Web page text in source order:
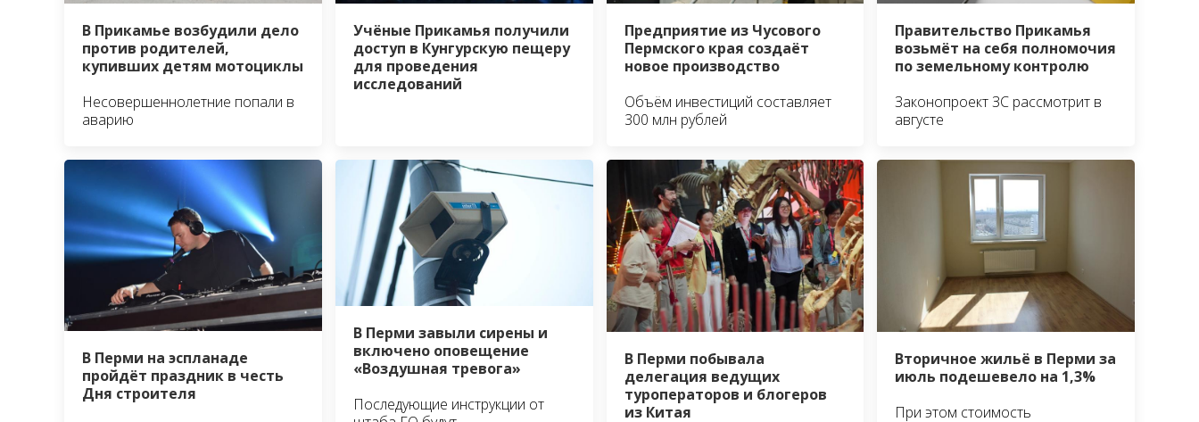
В Прикамье возбудили дело
против родителей,
купивших детям мотоциклы
Несовершеннолетние попали в
аварию
Учёные Прикамья получили
доступ в Кунгурскую пещеру
для проведения
исследований
Предприятие из Чусового
Пермского края создаёт
новое производство
Объём инвестиций составляет
300 млн рублей
Правительство Прикамья
возьмёт на себя полномочия
по земельному контролю
Законопроект ЗС рассмотрит в
августе
В Перми на эспланаде
пройдёт праздник в честь
Дня строителя
В Перми завыли сирены и
включено оповещение
«Воздушная тревога»
Последующие инструкции от
В Перми побывала
делегация ведущих
туроператоров и блогеров
из Китая
Вторичное жильё в Перми за
июль подешевело на 1,3%
При этом стоимость